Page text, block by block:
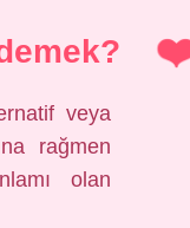
veya
rağmen
olan